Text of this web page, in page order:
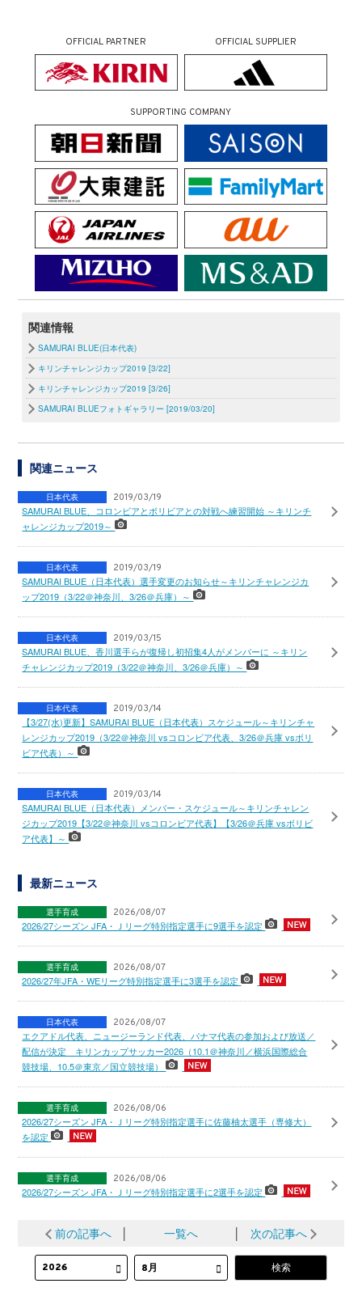
OFFICIAL PARTNER OFFICIAL SUPPLIER
SUPPORTING COMPANY
関連情報
SAMURAI BLUE(日本代表)
キリンチャレンジカップ2019 [3/22]
キリンチャレンジカップ2019 [3/26]
SAMURAI BLUEフォトギャラリー [2019/03/20]
関連ニュース
日本代表 2019/03/19
SAMURAI BLUE、コロンビアとボリビアとの対戦へ練習開始 ～キリンチ
ャレンジカップ2019～
日本代表 2019/03/19
SAMURAI BLUE（日本代表）選手変更のお知らせ～キリンチャレンジカ
ップ2019（3/22＠神奈川、3/26＠兵庫）～
日本代表 2019/03/15
SAMURAI BLUE、香川選手らが復帰し初招集4人がメンバーに ～キリン
チャレンジカップ2019（3/22＠神奈川、3/26＠兵庫）～
日本代表 2019/03/14
【3/27(水)更新】SAMURAI BLUE（日本代表）スケジュール～キリンチャ
レンジカップ2019（3/22＠神奈川 vsコロンビア代表、3/26＠兵庫 vsボリ
ビア代表）～
日本代表 2019/03/14
SAMURAI BLUE（日本代表）メンバー・スケジュール～キリンチャレン
ジカップ2019【3/22＠神奈川 vsコロンビア代表】【3/26＠兵庫 vsボリビ
ア代表】～
最新ニュース
選手育成 2026/08/07
2026/27シーズン JFA・Ｊリーグ特別指定選手に9選手を認定
選手育成 2026/08/07
2026/27年JFA・WEリーグ特別指定選手に3選手を認定
日本代表 2026/08/07
エクアドル代表、ニュージーランド代表、パナマ代表の参加および放送／
配信が決定 キリンカップサッカー2026（10.1＠神奈川／横浜国際総合
競技場、10.5＠東京／国立競技場）
選手育成 2026/08/06
2026/27シーズン JFA・Ｊリーグ特別指定選手に佐藤柚太選手（専修大）
を認定
選手育成 2026/08/06
2026/27シーズン JFA・Ｊリーグ特別指定選手に2選手を認定
前の記事へ 一覧へ 次の記事へ